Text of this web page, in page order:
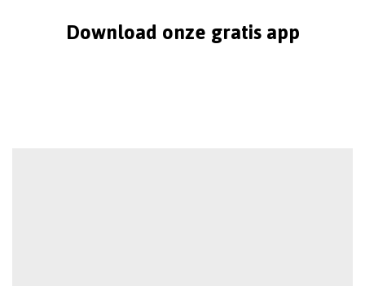
Download onze gratis app